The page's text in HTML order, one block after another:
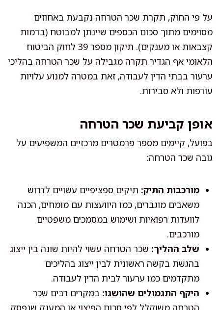
על פי החוק, תקרת שכר הטרחה נקבעת באחוזים
מסוימים מתוך סכום הכספים שיינתן למבוטח (בדמות
קצבאות או מענקים). תיקון מספר 39 לחוק הביטוח
הלאומי אף הגדיר תקרה מגבילה על שכר הטרחה בהליכי
ערעור בבתי הדין לעבודה, זאת במטרה למנוע עלויות
עודפות ולא סבירות.
אופן קביעת שכר הטרחה
בפועל, קיימים מספר פרמטרים מרכזיים המשפיעים על
גובה שכר הטרחה:
מורכבות התיק: תיקים ספציפיים עשויים לדרוש
משאבים מוגברים, כמו היוועצות עם מומחים, הכנה
לוועדות רפואיות ושימוש במסמכים משפטיים
מורכבים.
שלב ההליך: שכר הטרחה עשוי להיות שונה בין ייצוג
בהגשת בקשה ראשונית לבין ייצוג בהליכים
מתקדמים כמו ערעור לבית הדין לעבודה.
היקף התגמולים שהושגו: במקרים רבים שכר
הטרחה משוקלל לפי סכום הפיצוי או המענק שנפסק